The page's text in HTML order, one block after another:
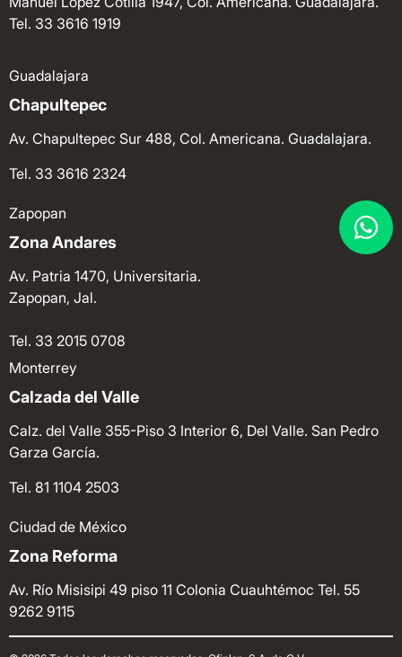
Tel. 33 3616 1919
Guadalajara
Chapultepec
Av. Chapultepec Sur 488, Col. Americana. Guadalajara.
Tel. 33 3616 2324
Zapopan
Zona Andares
Av. Patria 1470, Universitaria.
Zapopan, Jal.
Tel. 33 2015 0708
Monterrey
Calzada del Valle
Calz. del Valle 355-Piso 3 Interior 6, Del Valle. San Pedro
Garza García.
Tel. 81 1104 2503
Ciudad de México
Zona Reforma
Av. Río Misisipi 49 piso 11 Colonia Cuauhtémoc Tel. 55
9262 9115